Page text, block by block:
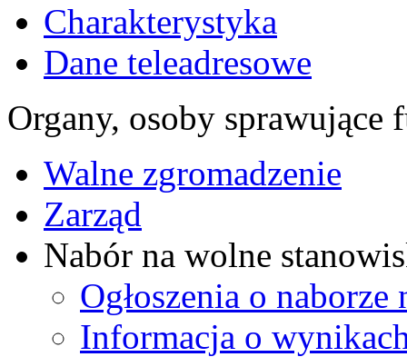
Charakterystyka
Dane teleadresowe
Organy, osoby
Walne zgromadzenie
Zarząd
Nabór na wolne
Ogłoszenia o
Informacja o